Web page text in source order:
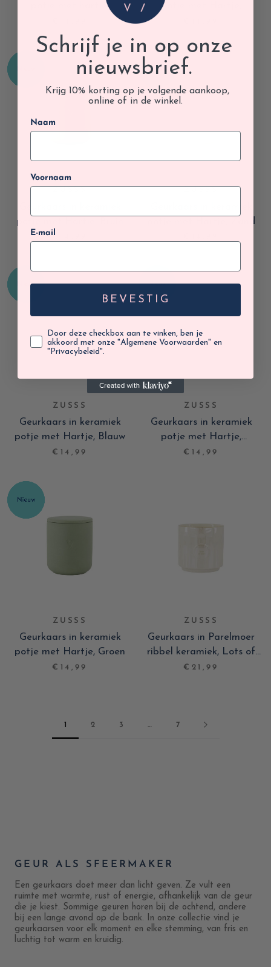
potje met hartje,
potje met Hartje,
potje met Hartje, Bruin
€14,99
potje met Hartje, Zand
ZUSSS
Geurkaars in keramiek
potje met Hartje, Blauw
€14,99
ZUSSS
Geurkaars in keramiek
potje met Hartje,
Gebroken wit
€14,99
ZUSSS
Geurkaars in keramiek
potje met Hartje, Groen
€14,99
ZUSSS
Geurkaars in Parelmoer
ribbel keramiek, Lots of
love
€21,99
1 2 3 … 7
GEUR ALS SFEERMAKER
Een geurkaars doet meer dan licht geven. Ze vult een
ruimte met warmte, rust of energie, afhankelijk van de geur
die je kiest. Sommige geuren horen bij de ochtend, andere
bij een lange avond op de bank. In onze collectie vind je
geurkaarsen voor elk moment en elke stemming, van fris en
luchtig tot warm en kruidig.
Schrijf je in op onze
nieuwsbrief.
Krijg 10% korting op je volgende aankoop,
online of in de winkel.
Naam
Voornaam
E-mail
BEVESTIG
Door deze checkbox aan te vinken, ben je
akkoord met onze "Algemene Voorwaarden" en
"Privacybeleid".